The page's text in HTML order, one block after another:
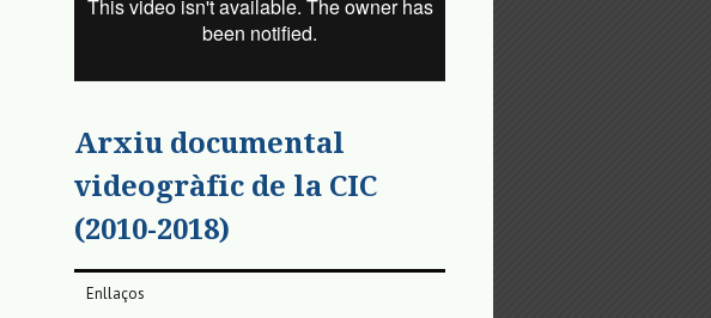
Arxiu documental
videogràfic de la CIC
(2010-2018)
Enllaços